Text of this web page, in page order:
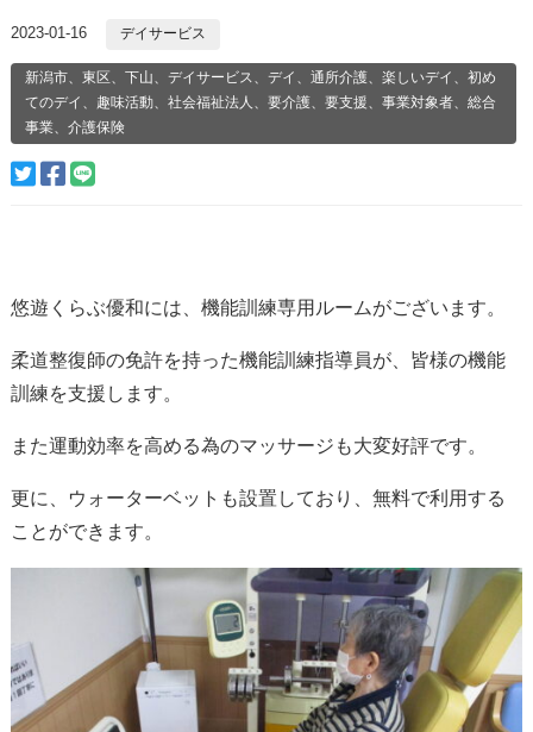
2023-01-16 デイサービス
新潟市、東区、下山、デイサービス、デイ、通所介護、楽しいデイ、初め
てのデイ、趣味活動、社会福祉法人、要介護、要支援、事業対象者、総合
事業、介護保険
悠遊くらぶ優和には、機能訓練専用ルームがございます。
柔道整復師の免許を持った機能訓練指導員が、皆様の機能
訓練を支援します。
また運動効率を高める為のマッサージも大変好評です。
更に、ウォーターベットも設置しており、無料で利用する
ことができます。